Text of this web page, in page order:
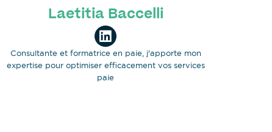
Laetitia Baccelli
Consultante et formatrice en paie, j'apporte mon
expertise pour optimiser efficacement vos services
paie